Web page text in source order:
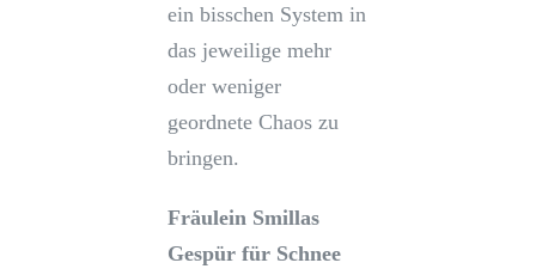
ein bisschen System in
das jeweilige mehr
oder weniger
geordnete Chaos zu
bringen.
Fräulein Smillas
Gespür für Schnee